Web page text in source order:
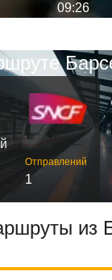
09:26
Отправлений
1
из